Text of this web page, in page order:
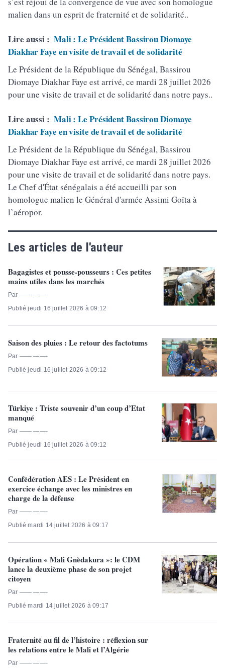
malien dans un esprit de fraternité et de solidarité..
Lire aussi : Mali : Le Président Bassirou Diomaye
Diakhar Faye en visite de travail et de solidarité
Le Président de la République du Sénégal, Bassirou
Diomaye Diakhar Faye est arrivé, ce mardi 28 juillet 2026
pour une visite de travail et de solidarité dans notre pays..
Lire aussi : Mali : Le Président Bassirou Diomaye
Diakhar Faye en visite de travail et de solidarité
Le Président de la République du Sénégal, Bassirou
Diomaye Diakhar Faye est arrivé, ce mardi 28 juillet 2026
pour une visite de travail et de solidarité dans notre pays.
Le Chef d'État sénégalais a été accueilli par son
homologue malien le Général d'armée Assimi Goïta à
l’aéropor.
Les articles de l'auteur
Bagagistes et pousse-pousseurs : Ces petites
mains utiles dans les marchés
Par —— ——-
Publié jeudi 16 juillet 2026 à 09:12
Saison des pluies : Le retour des factotums
Par —— ——-
Publié jeudi 16 juillet 2026 à 09:12
Türkiye : Triste souvenir d’un coup d’Etat
manqué
Par —— ——-
Publié jeudi 16 juillet 2026 à 09:12
Confédération AES : Le Président en
exercice échange avec les ministres en
charge de la défense
Par —— ——-
Publié mardi 14 juillet 2026 à 09:17
Opération « Mali Gnèdakura »: le CDM
lance la deuxième phase de son projet
citoyen
Par —— ——-
Publié mardi 14 juillet 2026 à 09:17
Fraternité au fil de l’histoire : réflexion sur
les relations entre le Mali et l’Algérie
Par —— ——-